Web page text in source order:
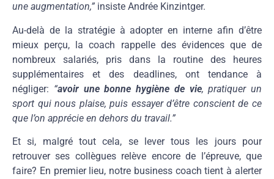
une augmentation,” insiste Andrée Kinzintger.
Au-delà de la stratégie à adopter en interne afin d’être
mieux perçu, la coach rappelle des évidences que de
nombreux salariés, pris dans la routine des heures
supplémentaires et des deadlines, ont tendance à
négliger: “avoir une bonne hygiène de vie, pratiquer un
sport qui nous plaise, puis essayer d’être conscient de ce
que l’on apprécie en dehors du travail.”
Et si, malgré tout cela, se lever tous les jours pour
retrouver ses collègues relève encore de l’épreuve, que
faire? En premier lieu, notre business coach tient à alerter